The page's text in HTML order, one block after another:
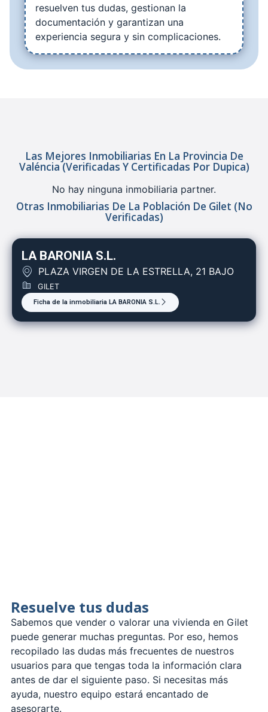
resuelven tus dudas, gestionan la
documentación y garantizan una
experiencia segura y sin complicaciones.
Las Mejores Inmobiliarias En La Provincia De
Valéncia (verificadas Y Certificadas Por Dupica)
No hay ninguna inmobiliaria partner.
Otras Inmobiliarias De La Población De Gilet (no
Verificadas)
LA BARONIA S.L.
PLAZA VIRGEN DE LA ESTRELLA, 21 BAJO
GILET
Ficha de la inmobiliaria LA BARONIA S.L.
Resuelve tus dudas
Sabemos que vender o valorar una vivienda en Gilet
puede generar muchas preguntas. Por eso, hemos
recopilado las dudas más frecuentes de nuestros
usuarios para que tengas toda la información clara
antes de dar el siguiente paso. Si necesitas más
ayuda, nuestro equipo estará encantado de
asesorarte.